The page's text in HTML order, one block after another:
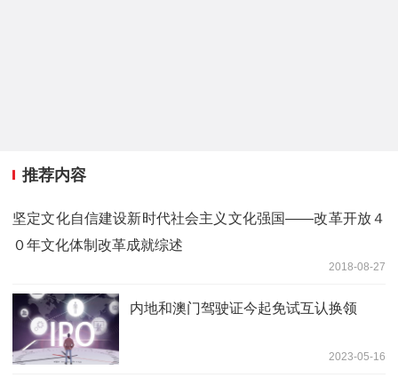
推荐内容
坚定文化自信建设新时代社会主义文化强国——改革开放４
０年文化体制改革成就综述
2018-08-27
内地和澳门驾驶证今起免试互认换领
2023-05-16